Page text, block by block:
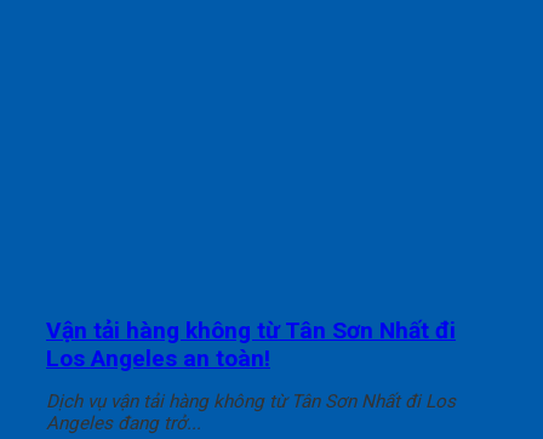
Vận tải hàng không từ Tân Sơn Nhất đi
Los Angeles an toàn!
Dịch vụ vận tải hàng không từ Tân Sơn Nhất đi Los
Angeles đang trở...